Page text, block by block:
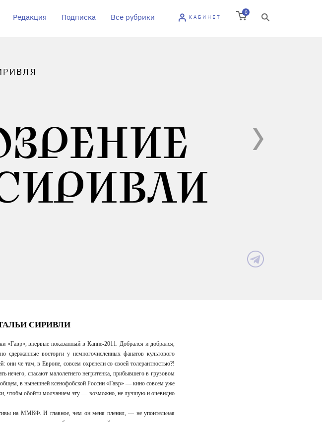
Редакция Подписка Все рубрики КАБИНЕТ
0
СИРИВЛИ
«Гавр», впервые показанный в Канне-2011. Добрался и добрался,
сдержанные восторги у немногочисленных фанатов культового
они че там, в Европе, совсем охренели со своей толерантностью?!
нечего, спасают малолетнего негритенка, прибывшего в грузовом
в нынешней ксенофобской России «Гавр» — кино совсем уже
чтобы обойти молчанием эту — возможно, не лучшую и очевидно
на ММКФ. И главное, чем он меня пленил, — не упоительная